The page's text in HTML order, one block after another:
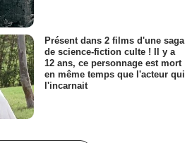
Présent dans 2 films d'une saga
de science-fiction culte ! Il y a
12 ans, ce personnage est mort
en même temps que l'acteur qui
l'incarnait